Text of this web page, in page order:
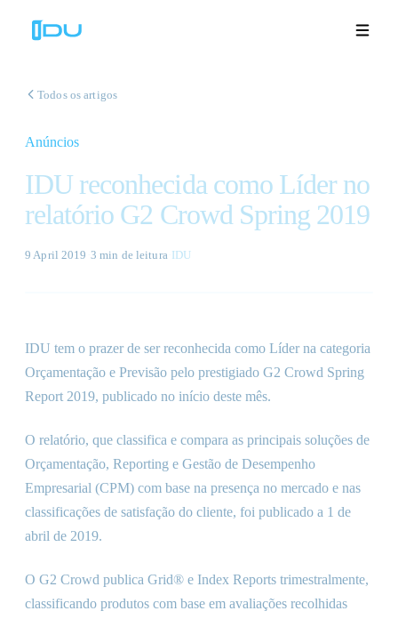
Soluções
Plataforma
🇵🇹 Demonstrações
Todos os artigos
Anúncios
IDU reconhecida como Líder no
relatório G2 Crowd Spring 2019
9 April 2019 3 min de leitura· IDU
IDU tem o prazer de ser reconhecida como Líder na categoria
Orçamentação e Previsão pelo prestigiado G2 Crowd Spring
Report 2019, publicado no início deste mês.
O relatório, que classifica e compara as principais soluções de
Orçamentação, Reporting e Gestão de Desempenho
Empresarial (CPM) com base na presença no mercado e nas
classificações de satisfação do cliente, foi publicado a 1 de
abril de 2019.
O G2 Crowd publica Grid® e Index Reports trimestralmente,
classificando produtos com base em avaliações recolhidas